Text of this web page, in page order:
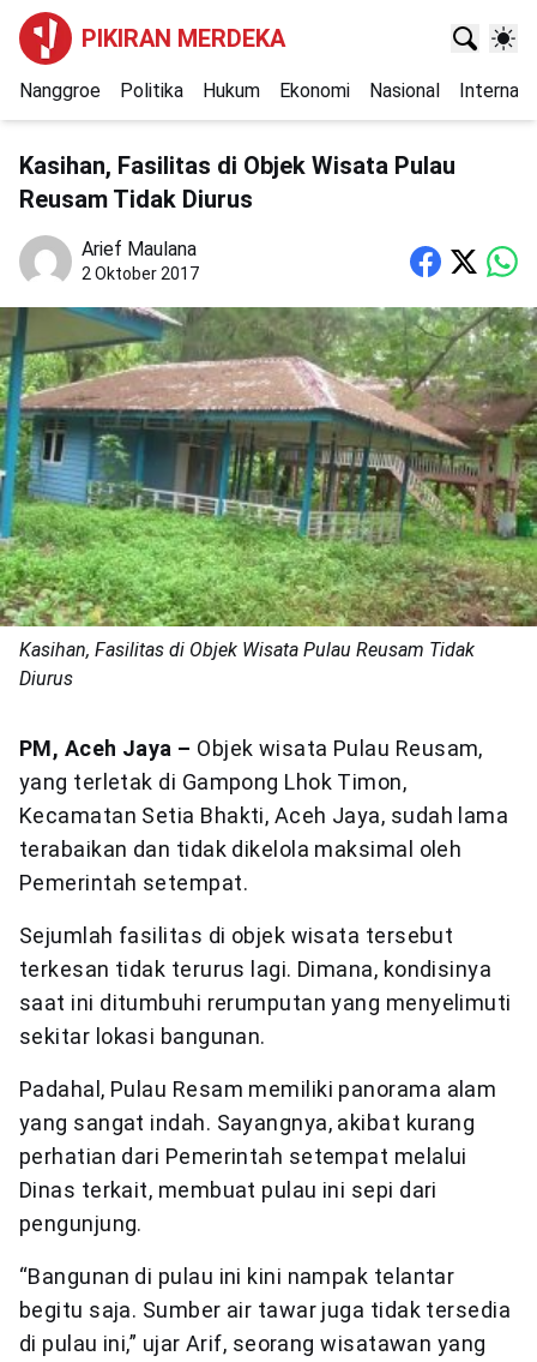
PIKIRAN MERDEKA
Nanggroe Politika Hukum Ekonomi Nasional
Kasihan, Fasilitas di Objek Wisata Pulau
Reusam Tidak Diurus
Arief Maulana
2 Oktober 2017
Kasihan, Fasilitas di Objek Wisata Pulau Reusam Tidak
Diurus
PM, Aceh Jaya – Objek wisata Pulau Reusam,
yang terletak di Gampong Lhok Timon,
Kecamatan Setia Bhakti, Aceh Jaya, sudah lama
terabaikan dan tidak dikelola maksimal oleh
Pemerintah setempat.
Sejumlah fasilitas di objek wisata tersebut
terkesan tidak terurus lagi. Dimana, kondisinya
saat ini ditumbuhi rerumputan yang menyelimuti
sekitar lokasi bangunan.
Padahal, Pulau Resam memiliki panorama alam
yang sangat indah. Sayangnya, akibat kurang
perhatian dari Pemerintah setempat melalui
Dinas terkait, membuat pulau ini sepi dari
pengunjung.
“Bangunan di pulau ini kini nampak telantar
begitu saja. Sumber air tawar juga tidak tersedia
di pulau ini,” ujar Arif, seorang wisatawan yang